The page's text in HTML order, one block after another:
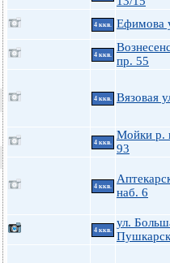
4 ккв. Ефимова
4 ккв.
пр. 55
4 ккв. Вязовая
4 ккв.
Мойки р.
93
4 ккв.
наб. 6
4 ккв.
ул.